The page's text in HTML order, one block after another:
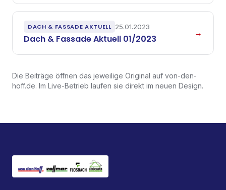
DACH & FASSADE AKTUELL 25.01.2023
Dach & Fassade Aktuell 01/2023
→
Die Beiträge öffnen das jeweilige Original auf von-den-
hoff.de. Im Live-Betrieb laufen sie direkt im neuen Design.